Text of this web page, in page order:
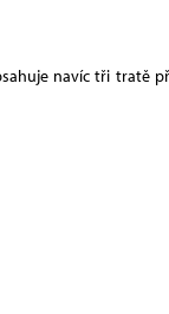
navíc tři tratě